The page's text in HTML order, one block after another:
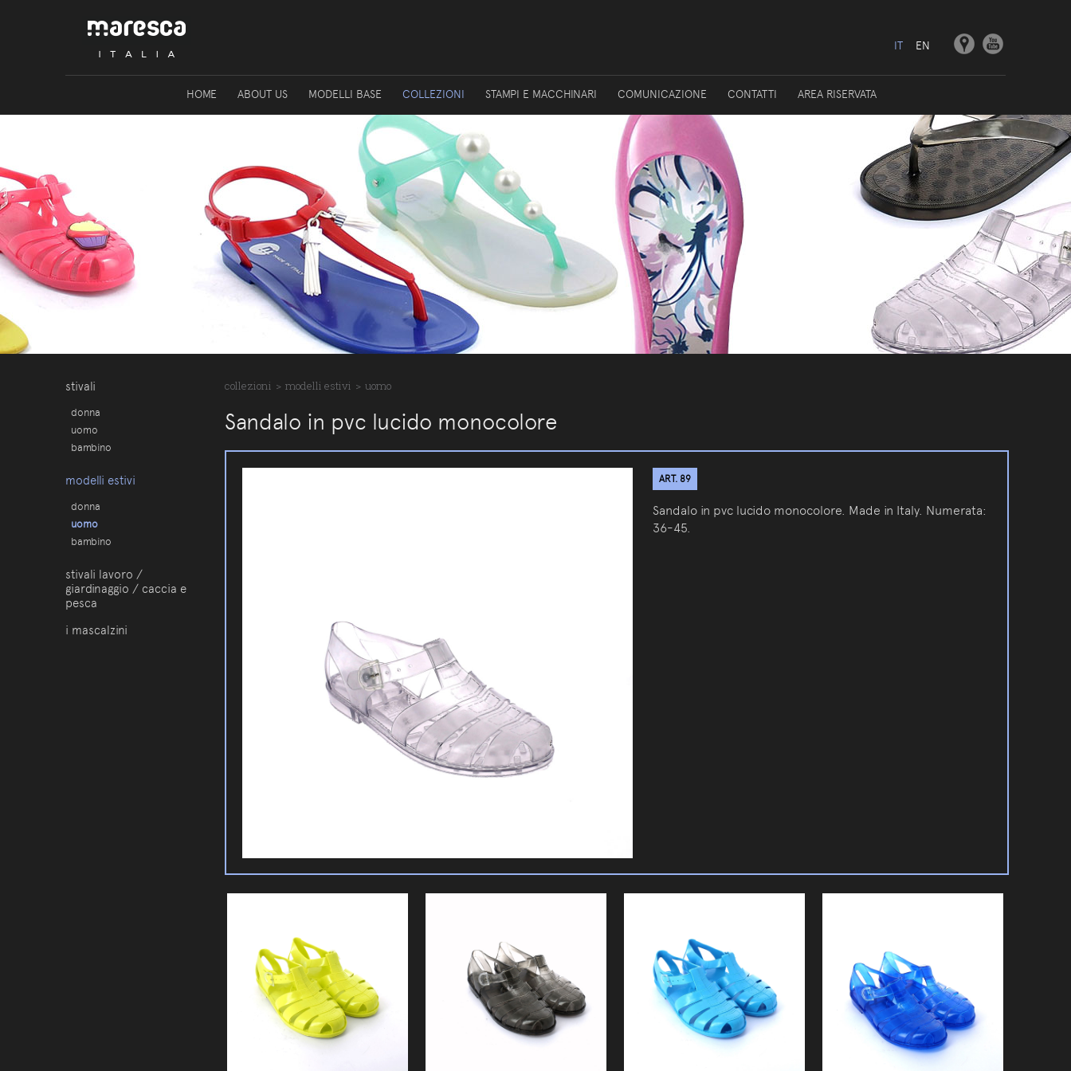
EN
IT
HOME ABOUT US MODELLI BASE COLLEZIONI STAMPI E MACCHINARI COMUNICAZIONE CONTATTI AREA RISERVATA
stivali
donna
uomo
bambino
modelli estivi
donna
uomo
bambino
stivali lavoro /
giardinaggio / caccia e
pesca
i mascalzini
collezioni > modelli estivi > uomo
Sandalo in pvc lucido monocolore
ART. 89
Sandalo in pvc lucido monocolore. Made in Italy. Numerata:
36-45.